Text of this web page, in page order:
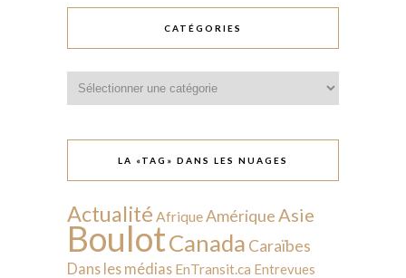
CATÉGORIES
LA «TAG» DANS LES NUAGES
Actualité AfriqueAmérique Asie
BoulotCanada Caraïbes
Dans les médias EnTransit.ca Entrevues